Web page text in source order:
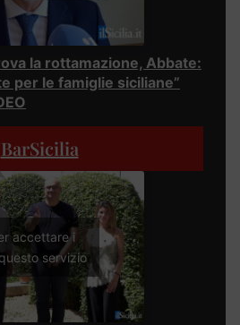
la rottamazione, Abbate:
per le famiglie siciliane”
BarSicilia
accettare i
servizio